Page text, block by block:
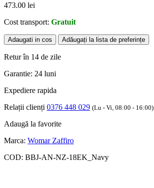
473.00 lei
Cost transport: Gratuit
Adaugati in cos Adăugați la lista de preferințe
Retur în 14 de zile
Garantie: 24 luni
Expediere rapida
Relații clienți 0376 448 029 (Lu - Vi, 08:00 - 16:00)
Adaugă la favorite
Marca: Womar Zaffiro
COD: BBJ-AN-NZ-18EK_Navy